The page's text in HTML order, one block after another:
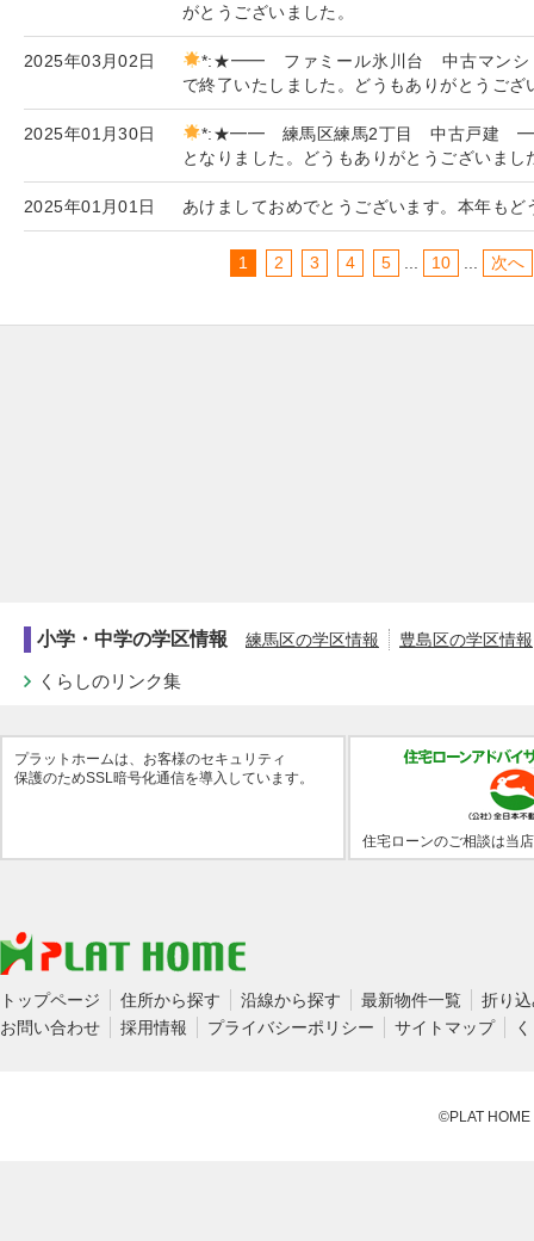
がとうございました。
2025年03月02日
*:★━━ ファミール氷川台 中古マン
で終了いたしました。どうもありがとうござ
2025年01月30日
*:★━━ 練馬区練馬2丁目 中古戸建
となりました。どうもありがとうございまし
2025年01月01日 あけましておめでとうございます。本年も
1 2 3 4 5 10 次へ
小学・中学の学区情報 練馬区の学区情報 豊島区の学区情報
くらしのリンク集
プラットホームは、お客様のセキュリティ
保護のためSSL暗号化通信を導入しています。
住宅ローンのご相談は当
トップページ 住所から探す 沿線から探す 最新物件一覧
折り
お問い合わせ
採用情報 プライバシーポリシー サイトマップ
©PLAT HOME